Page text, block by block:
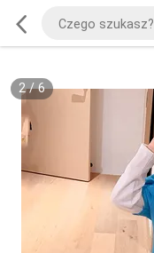
2/6